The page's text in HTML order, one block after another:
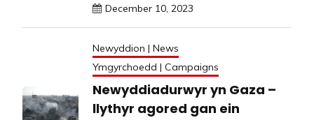
December 10, 2023
Newyddion | News
Ymgyrchoedd | Campaigns
Newyddiadurwyr yn Gaza –
llythyr agored gan ein